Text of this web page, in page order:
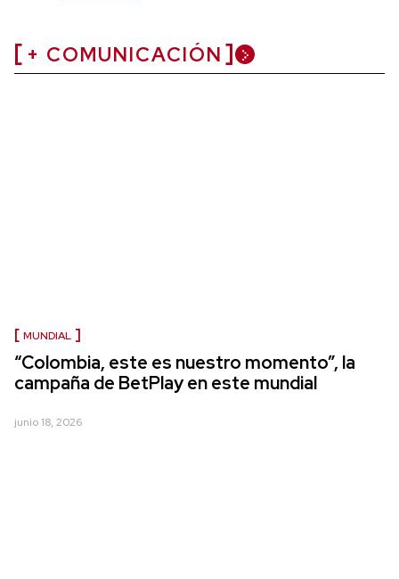
+ COMUNICACIÓN
MUNDIAL
“Colombia, este es nuestro momento”, la
campaña de BetPlay en este mundial
junio 18, 2026